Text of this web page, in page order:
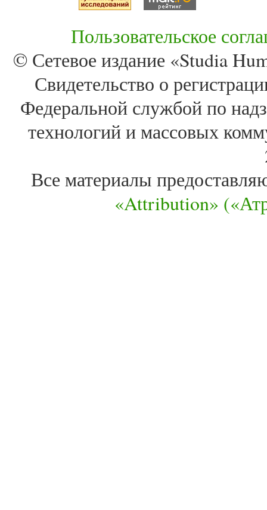
Пользовательское
© Сетевое издание «Studia
Свидетельство о
Федеральной службой по
технологий и массовых
Все материалы
«Attribution»